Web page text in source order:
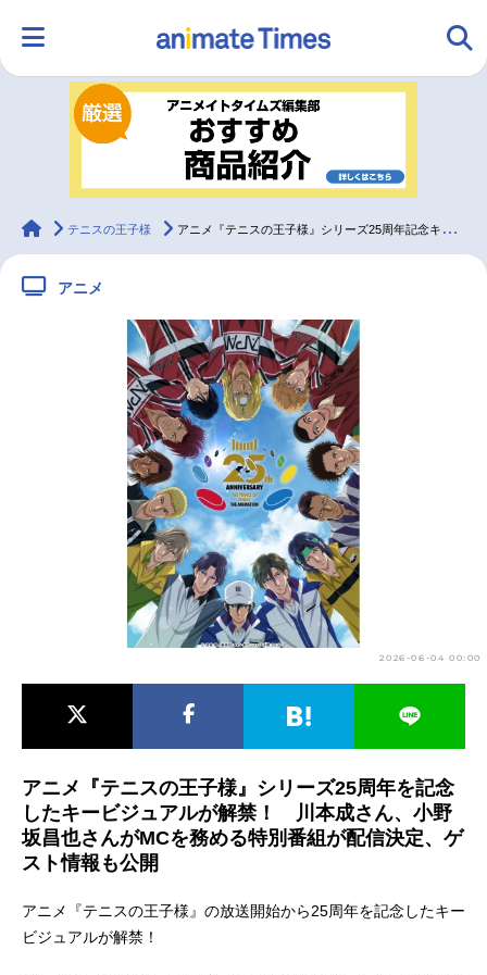
ランキング アニメ
ラジオ みんなの声
配信・Vtuber トレンド
声優記事一覧
アニメ映画一覧 実写化映画一覧
今期アニメ曜日別一覧
夏アニメ
男性声優/女性声優一覧
animateTimes
テニスの王子様 アニメ『テニスの王子様』シリーズ25周年記念キービジュアル解禁
アニメ
2026-06-04 00:00
アニメ『テニスの王子様』シリーズ25周年を記念
したキービジュアルが解禁！ 川本成さん、小野
坂昌也さんがMCを務める特別番組が配信決定、ゲ
スト情報も公開
アニメ『テニスの王子様』の放送開始から25周年を記念したキー
ビジュアルが解禁！